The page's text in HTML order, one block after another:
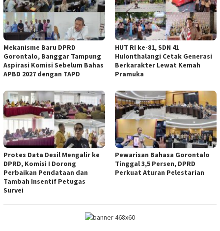
Mekanisme Baru DPRD
Gorontalo, Banggar Tampung
Aspirasi Komisi Sebelum Bahas
APBD 2027 dengan TAPD
HUT RI ke-81, SDN 41
Hulonthalangi Cetak Generasi
Berkarakter Lewat Kemah
Pramuka
Protes Data Desil Mengalir ke
DPRD, Komisi I Dorong
Perbaikan Pendataan dan
Tambah Insentif Petugas
Survei
Pewarisan Bahasa Gorontalo
Tinggal 3,5 Persen, DPRD
Perkuat Aturan Pelestarian